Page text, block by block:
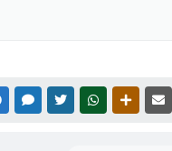
FACEBOOKMESSENGER
TWITTERWHATSAPP